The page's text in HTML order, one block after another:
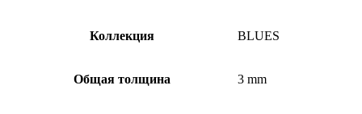
Коллекция BLUES
Общая толщина 3 mm